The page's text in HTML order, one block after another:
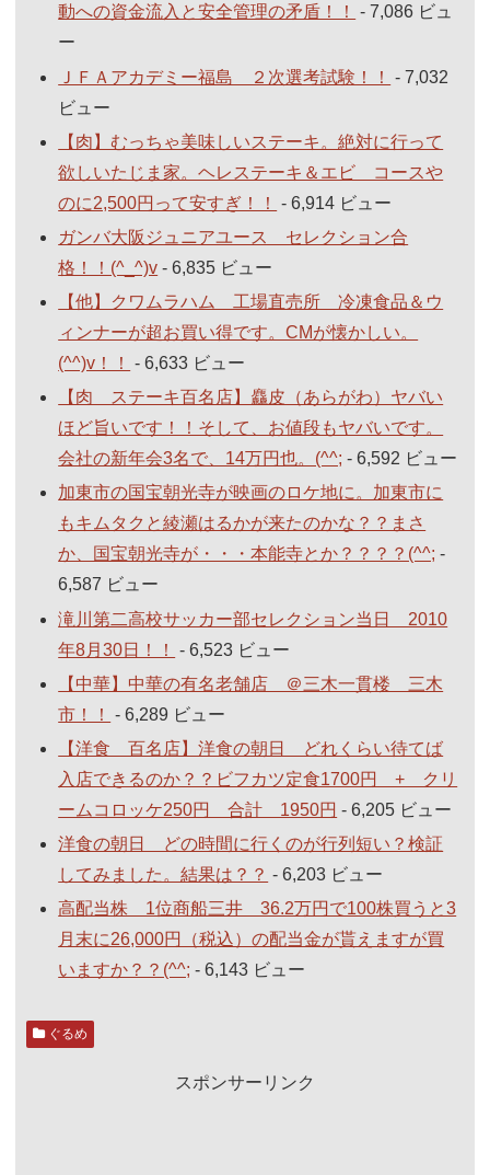
動への資金流入と安全管理の矛盾！！
- 7,086 ビュ
ー
ＪＦＡアカデミー福島 ２次選考試験！！
- 7,032
ビュー
【肉】むっちゃ美味しいステーキ。絶対に行って
欲しいたじま家。ヘレステーキ＆エビ コースや
のに2,500円って安すぎ！！
- 6,914 ビュー
ガンバ大阪ジュニアユース セレクション合
格！！(^_^)v - 6,835 ビュー
【他】クワムラハム 工場直売所 冷凍食品＆ウ
ィンナーが超お買い得です。CMが懐かしい。
(^^)v！！
- 6,633 ビュー
【肉 ステーキ百名店】麤皮（あらがわ）ヤバい
ほど旨いです！！そして、お値段もヤバいです。
会社の新年会3名で、14万円也。(^^; - 6,592 ビュー
加東市の国宝朝光寺が映画のロケ地に。加東市に
もキムタクと綾瀬はるかが来たのかな？？まさ
か、国宝朝光寺が・・・本能寺とか？？？？(^^; -
6,587 ビュー
滝川第二高校サッカー部セレクション当日 2010
年8月30日！！
- 6,523 ビュー
【中華】中華の有名老舗店 ＠三木一貫楼 三木
市！！
- 6,289 ビュー
【洋食 百名店】洋食の朝日 どれくらい待てば
入店できるのか？？ビフカツ定食1700円 + クリ
ームコロッケ250円 合計 1950円 - 6,205 ビュー
洋食の朝日 どの時間に行くのが行列短い？検証
してみました。結果は？？ - 6,203 ビュー
高配当株 1位商船三井 36.2万円で100株買うと3
月末に26,000円（税込）の配当金が貰えますが買
いますか？？(^^; - 6,143 ビュー
ぐるめ
スポンサーリンク